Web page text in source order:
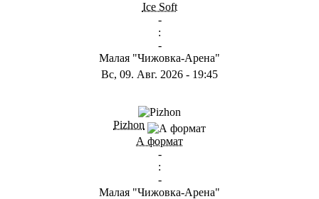
Ice Soft
-
:
-
Малая "Чижовка-Арена"
Вс, 09. Авг. 2026 - 19:45
Pizhon
А формат
-
:
-
Малая "Чижовка-Арена"